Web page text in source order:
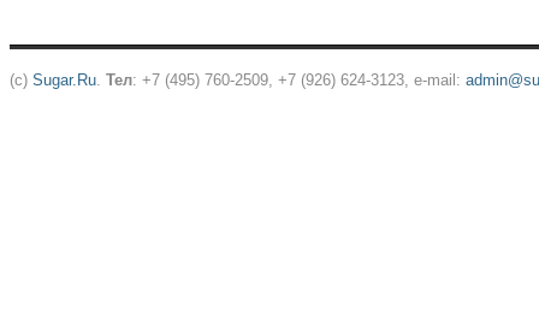
(c) Sugar.Ru. Тел: +7 (495) 760-2509, +7 (926) 624-3123, e-mail: